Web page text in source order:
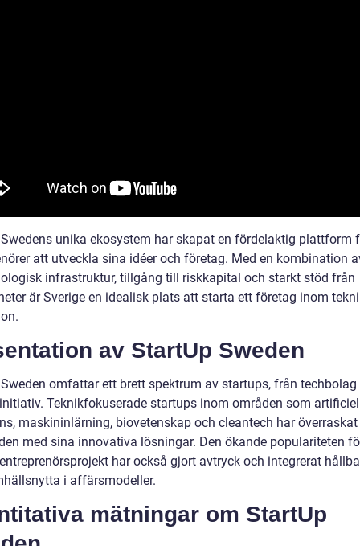
unika ekosystem har skapat en fördelaktig plattform
att utveckla sina idéer och företag. Med en kombination
infrastruktur, tillgång till riskkapital och starkt stöd från
är Sverige en idealisk plats att starta ett företag inom
av StartUp Sweden
omfattar ett brett spektrum av startups, från
Teknikfokuserade startups inom områden som
maskininlärning, biovetenskap och cleantech har överraskat
med sina innovativa lösningar. Den ökande populariteten
har också gjort avtryck och integrerat
i affärsmodeller.
mätningar om StartUp